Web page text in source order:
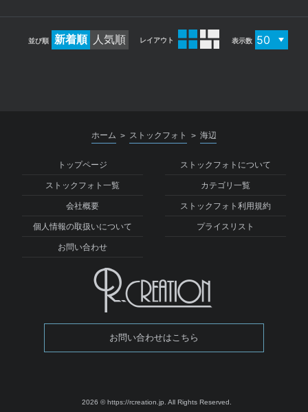
並び順 新着順 人気順 レイアウト 表示数
ホーム > ストックフォト > 海辺
トップページ ストックフォトについて
ストックフォト一覧 カテゴリ一覧
会社概要 ストックフォト利用規約
個人情報の取扱いについて プライスリスト
お問い合わせ
お問い合わせはこちら
2026 © https://rcreation.jp. All Rights Reserved.